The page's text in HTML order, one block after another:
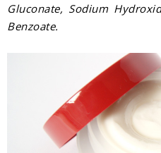
Gluconate, Sodium
Benzoate.